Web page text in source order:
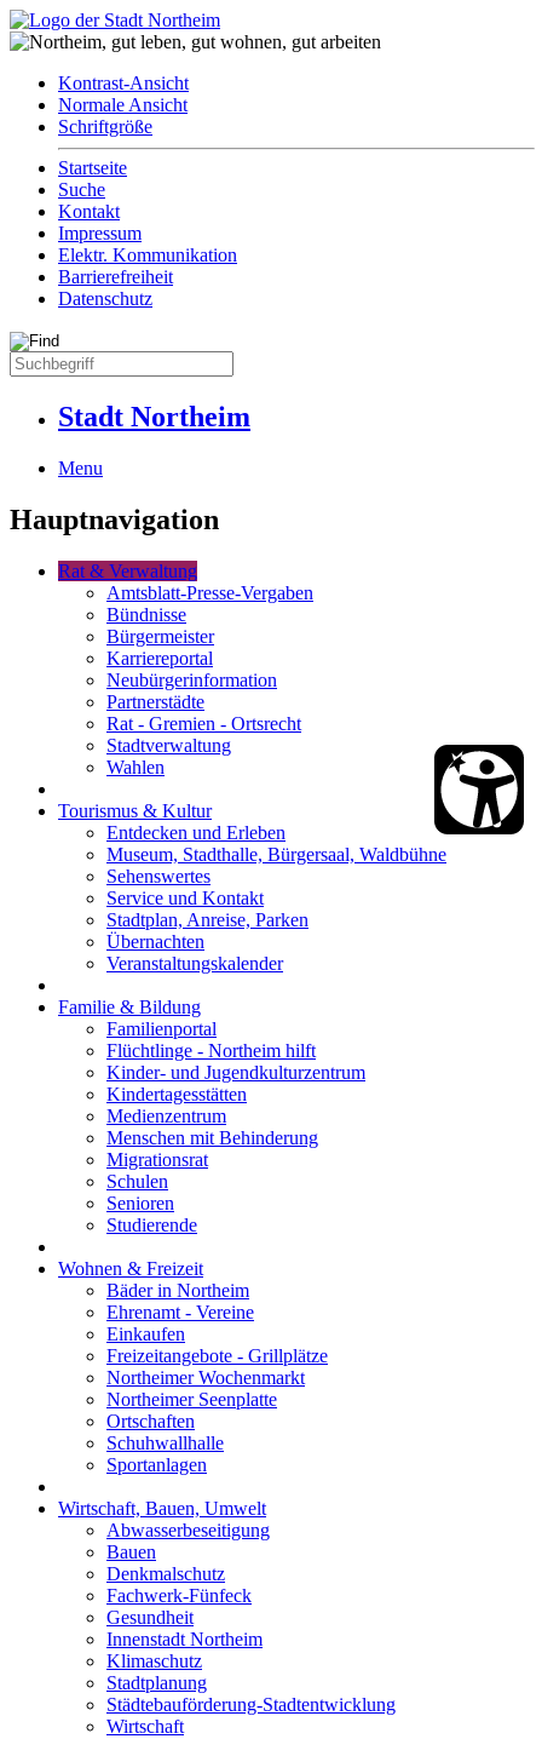
Kontrast-Ansicht
Normale Ansicht
Schriftgröße
Startseite
Suche
Kontakt
Impressum
Elektr. Kommunikation
Barrierefreiheit
Datenschutz
Stadt Northeim
Menu
Hauptnavigation
Rat & Verwaltung
Amtsblatt-Presse-Vergaben
Bündnisse
Bürgermeister
Karriereportal
Neubürgerinformation
Partnerstädte
Rat - Gremien - Ortsrecht
Stadtverwaltung
Wahlen
Tourismus & Kultur
Entdecken und Erleben
Museum, Stadthalle, Bürgersaal, Waldbühne
Sehenswertes
Service und Kontakt
Stadtplan, Anreise, Parken
Übernachten
Veranstaltungskalender
Familie & Bildung
Familienportal
Flüchtlinge - Northeim hilft
Kinder- und Jugendkulturzentrum
Kindertagesstätten
Medienzentrum
Menschen mit Behinderung
Migrationsrat
Schulen
Senioren
Studierende
Wohnen & Freizeit
Bäder in Northeim
Ehrenamt - Vereine
Einkaufen
Freizeitangebote - Grillplätze
Northeimer Wochenmarkt
Northeimer Seenplatte
Ortschaften
Schuhwallhalle
Sportanlagen
Wirtschaft, Bauen, Umwelt
Abwasserbeseitigung
Bauen
Denkmalschutz
Fachwerk-Fünfeck
Gesundheit
Innenstadt Northeim
Klimaschutz
Stadtplanung
Städtebauförderung-Stadtentwicklung
Wirtschaft